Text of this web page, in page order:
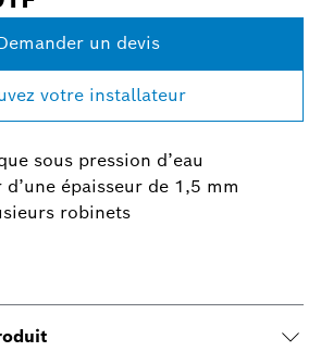
un devis
votre installateur
sous pression d’eau
épaisseur de 1,5 mm
robinets